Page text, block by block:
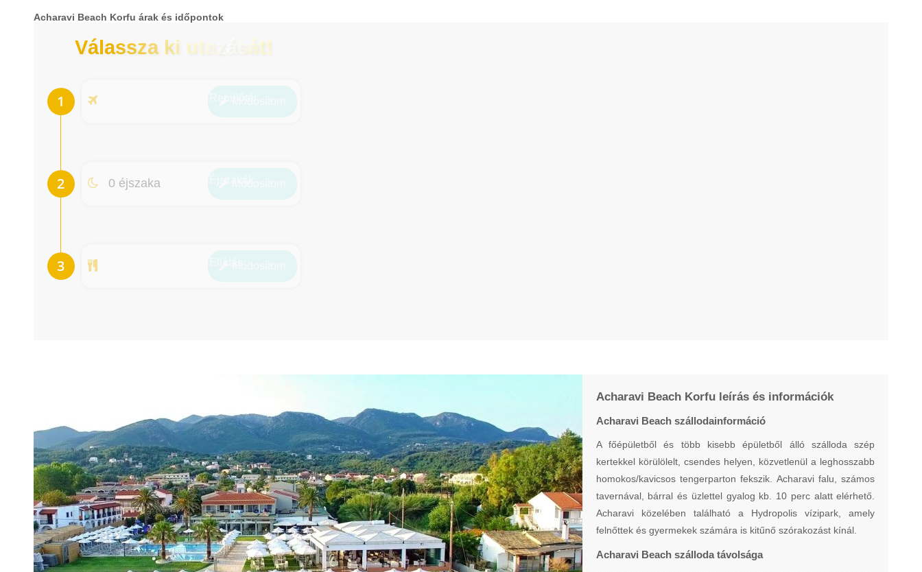
Acharavi Beach Korfu árak és időpontok
Válassza ki utazását!
0 éjszaka
Acharavi Beach Korfu leírás és információk
Acharavi Beach szállodainformáció
A főépületből és több kisebb épületből álló szálloda szép
kertekkel körülölelt, csendes helyen, közvetlenül a leghosszabb
homokos/kavicsos tengerparton fekszik. Acharavi falu, számos
tavernával, bárral és üzlettel gyalog kb. 10 perc alatt elérhető.
Acharavi közelében található a Hydropolis vízipark, amely
felnőttek és gyermekek számára is kitűnő szórakozást kínál.
Acharavi Beach szálloda távolsága